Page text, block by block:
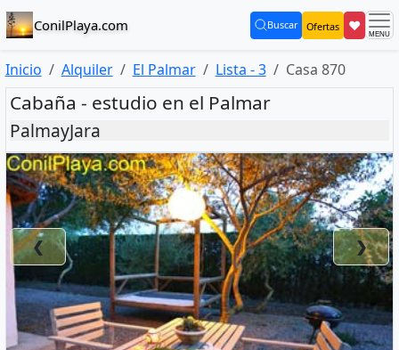
ConilPlaya.com Buscar
(current) Ofertas ❤
Inicio Alquiler El Palmar Lista - 3 Casa 870
Cabaña - estudio en el Palmar
PalmayJara
❮ ❯